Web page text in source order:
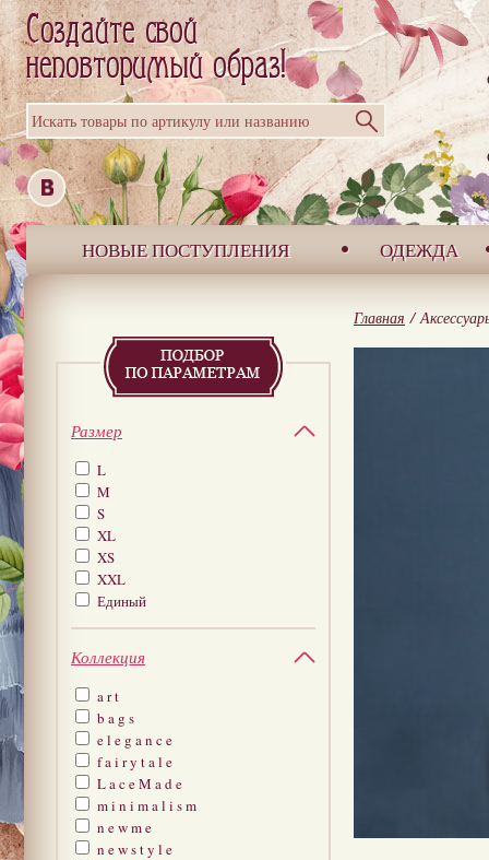
Искать товары по артикулу или названию
НОВЫЕ ПОСТУПЛЕНИЯ ОДЕЖДА
Размер
L
M
S
XL
XS
XXL
Единый
Коллекция
a r t
b a g s
e l e g a n c e
f a i r y t a l e
L a c e M a d e
m i n i m a l i s m
n e w m e
n e w s t y l e
Главная /